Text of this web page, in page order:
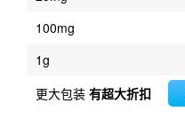
100mg
1g
更大包装 有超大折扣